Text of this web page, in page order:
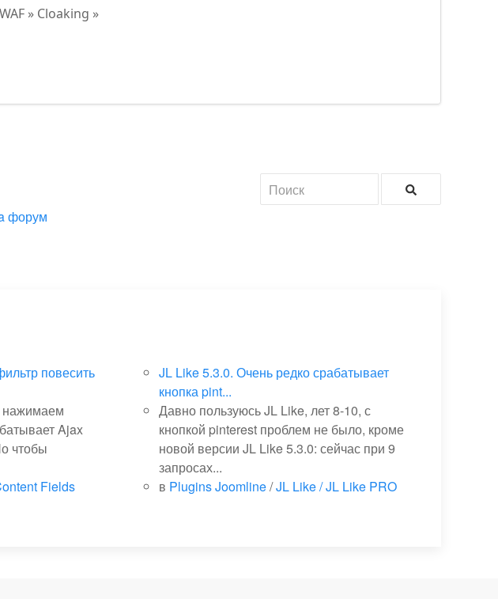
» Cloaking »
форум
повесить
нажимаем
Ajax
чтобы
Fields
JL Like 5.3.0. Очень редко срабатывает
кнопка pint...
Давно пользуюсь JL Like, лет 8-10, с
кнопкой pinterest проблем не было, кроме
новой версии JL Like 5.3.0: сейчас при 9
запросах...
в Plugins Joomline/JL Like / JL Like PRO